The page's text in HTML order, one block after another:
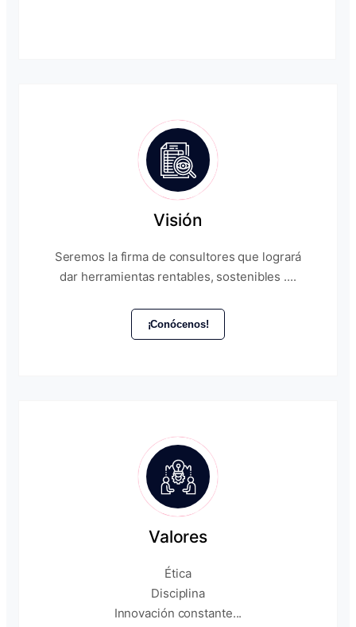
Visión
Seremos la firma de consultores que logrará
dar herramientas rentables, sostenibles ....
¡Conócenos!
Valores
Ética
Disciplina
Innovación constante...